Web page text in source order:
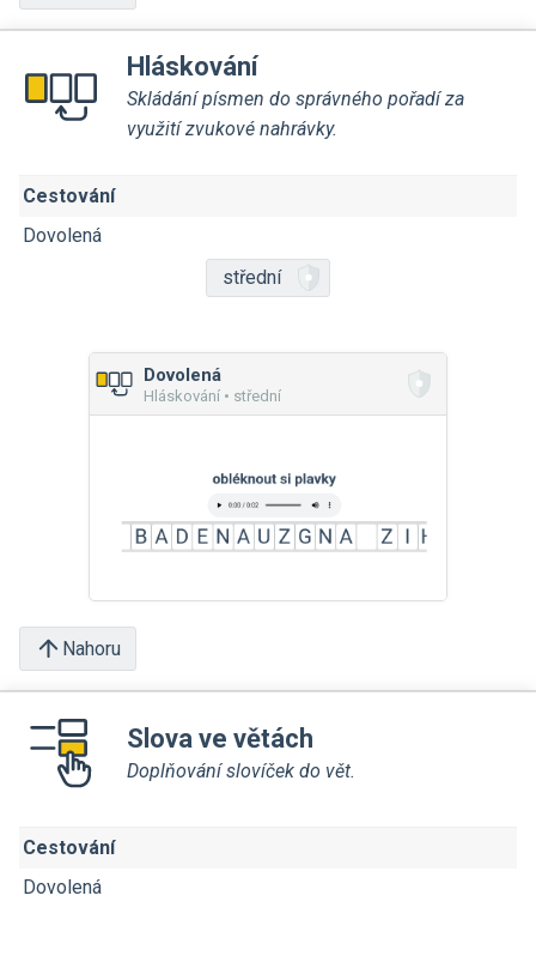
Hláskování
Skládání písmen do správného pořadí za
využití zvukové nahrávky.
Cestování
Dovolená
střední
Dovolená
Hláskování • střední
Nahoru
Slova ve větách
Doplňování slovíček do vět.
Cestování
Dovolená